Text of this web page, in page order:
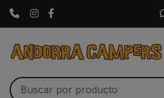
Instagram